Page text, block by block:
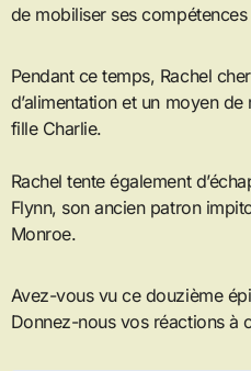
de mobiliser ses compétences
Pendant ce temps, Rachel
d’alimentation et un moyen
fille Charlie.
Rachel tente également
Flynn, son ancien patron
Monroe.
Avez-vous vu ce douzième
Donnez-nous vos réactions à